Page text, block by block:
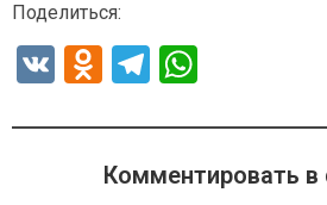
Поделиться:
V
O
n
o
T
e
gr
at
s
Комментировать в